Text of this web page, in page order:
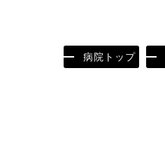
病院トップ